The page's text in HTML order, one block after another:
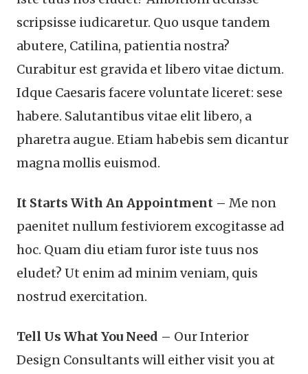
scripsisse iudicaretur. Quo usque tandem
abutere, Catilina, patientia nostra?
Curabitur est gravida et libero vitae dictum.
Idque Caesaris facere voluntate liceret: sese
habere. Salutantibus vitae elit libero, a
pharetra augue. Etiam habebis sem dicantur
magna mollis euismod.
It Starts With An Appointment – Me non
paenitet nullum festiviorem excogitasse ad
hoc. Quam diu etiam furor iste tuus nos
eludet? Ut enim ad minim veniam, quis
nostrud exercitation.
Tell Us What You Need – Our Interior
Design Consultants will either visit you at